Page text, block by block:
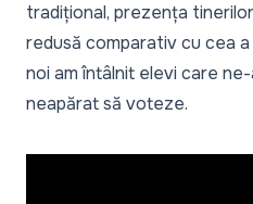
tradițional, prezența
redusă comparativ cu cea
noi am întâlnit elevi care
neapărat să voteze.